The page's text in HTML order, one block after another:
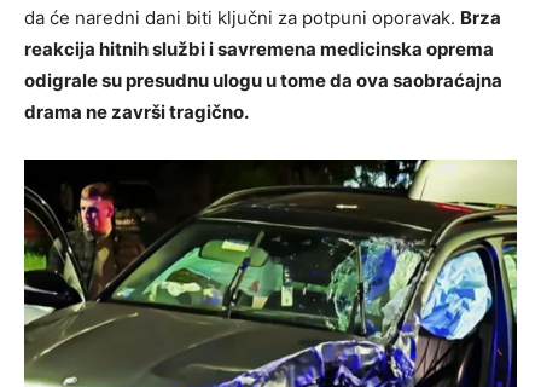
da će naredni dani biti ključni za potpuni oporavak. Brza
reakcija hitnih službi i savremena medicinska oprema
odigrale su presudnu ulogu u tome da ova saobraćajna
drama ne završi tragično.